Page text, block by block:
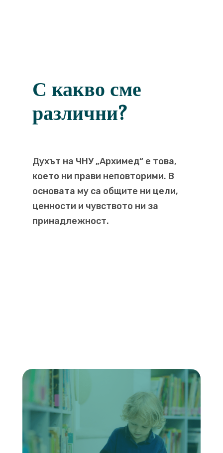
С какво сме
различни?
Духът на ЧНУ „Архимед“ е това,
което ни прави неповторими. В
основата му са общите ни цели,
ценности и чувството ни за
принадлежност.